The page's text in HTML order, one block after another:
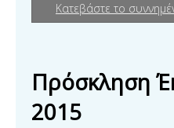
Κατεβάστε το
Πρόσκληση
2015